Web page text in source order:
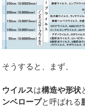
そうすると、まず、
ウイルスは構造や形状
ンベロープと呼ばれる